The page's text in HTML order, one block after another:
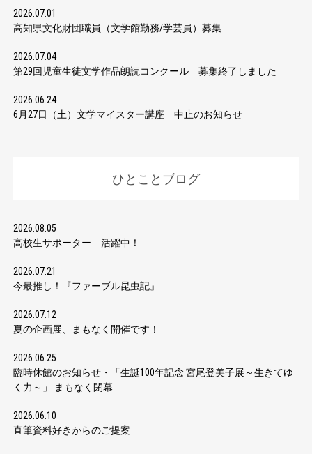
2026.07.01
高知県文化財団職員（文学館勤務/学芸員）募集
2026.07.04
第29回児童生徒文学作品朗読コンクール 募集終了しました
2026.06.24
6月27日（土）文学マイスター講座 中止のお知らせ
ひとことブログ
2026.08.05
高校生サポーター 活躍中！
2026.07.21
今最推し！『ファーブル昆虫記』
2026.07.12
夏の企画展、まもなく開催です！
2026.06.25
臨時休館のお知らせ・「生誕100年記念 宮尾登美子展～生きてゆ
く力～」 まもなく閉幕
2026.06.10
直筆資料好きからのご提案